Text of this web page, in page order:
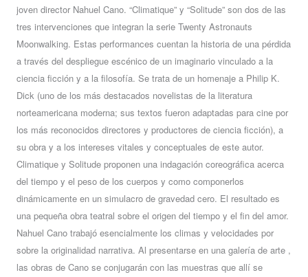
joven director Nahuel Cano. “Climatique” y “Solitude” son dos de las
tres intervenciones que integran la serie Twenty Astronauts
Moonwalking. Estas performances cuentan la historia de una pérdida
a través del despliegue escénico de un imaginario vinculado a la
ciencia ficción y a la filosofía. Se trata de un homenaje a Philip K.
Dick (uno de los más destacados novelistas de la literatura
norteamericana moderna; sus textos fueron adaptadas para cine por
los más reconocidos directores y productores de ciencia ficción), a
su obra y a los intereses vitales y conceptuales de este autor.
Climatique y Solitude proponen una indagación coreográfica acerca
del tiempo y el peso de los cuerpos y como componerlos
dinámicamente en un simulacro de gravedad cero. El resultado es
una pequeña obra teatral sobre el origen del tiempo y el fin del amor.
Nahuel Cano trabajó esencialmente los climas y velocidades por
sobre la originalidad narrativa. Al presentarse en una galería de arte ,
las obras de Cano se conjugarán con las muestras que allí se